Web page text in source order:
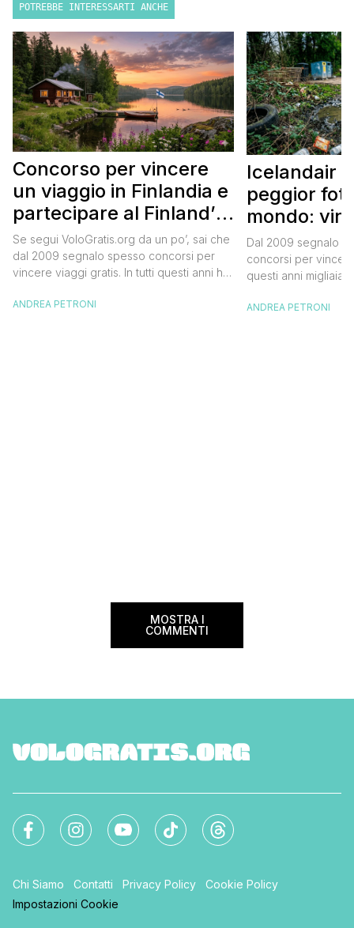
POTREBBE INTERESSARTI ANCHE
Concorso per vincere
un viaggio in Finlandia e
partecipare al Finland’s
Official Tasting
Se segui VoloGratis.org da un po’, sai che
dal 2009 segnalo spesso concorsi per
vincere viaggi gratis. In tutti questi anni ho
destinazioni incredibili grazie a queste
ANDREA PETRONI
Icelandair
peggior
mondo:
in Islanda
dollari
Dal 2009 segnalo
concorsi per
questi anni migliaia
segnalazioni
ANDREA PETRONI
MOSTRA I
COMMENTI
Chi Siamo Contatti Privacy Policy
Cookie Policy
Impostazioni Cookie